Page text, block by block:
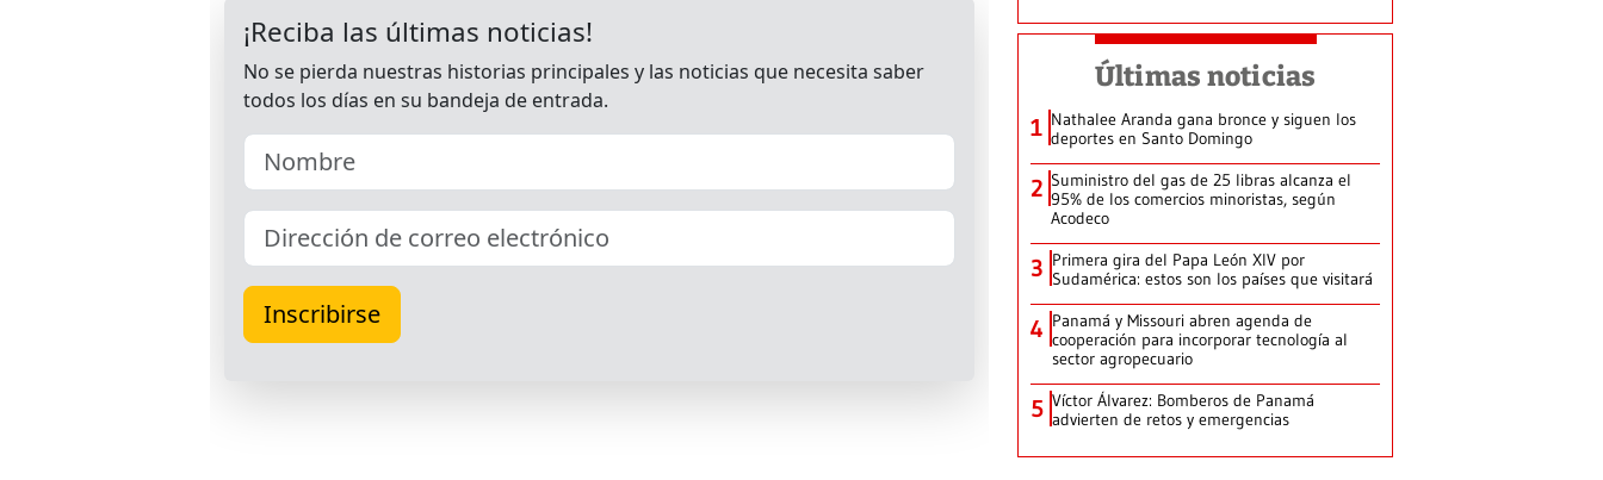
Últimas noticias
1 Nathalee Aranda gana bronce y siguen los
deportes en Santo Domingo
2 Suministro del gas de 25 libras alcanza el
95% de los comercios minoristas, según
Acodeco
3 Primera gira del Papa León XIV por
Sudamérica: estos son los países que visitará
4 Panamá y Missouri abren agenda de
cooperación para incorporar tecnología al
sector agropecuario
5 Víctor Álvarez: Bomberos de Panamá
advierten de retos y emergencias